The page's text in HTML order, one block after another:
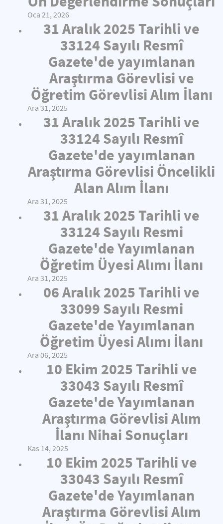
Oca 21, 2026
31 Aralık 2025 Tarihli ve
33124 Sayılı Resmî
Gazete'de yayımlanan
Araştırma Görevlisi ve
Öğretim Görevlisi Alım İlanı
Ara 31, 2025
31 Aralık 2025 Tarihli ve
33124 Sayılı Resmî
Gazete'de yayımlanan
Araştırma Görevlisi Öncelikli
Alan Alım İlanı
Ara 31, 2025
31 Aralık 2025 Tarihli ve
33124 Sayılı Resmi
Gazete'de Yayımlanan
Öğretim Üyesi Alımı İlanı
Ara 31, 2025
06 Aralık 2025 Tarihli ve
33099 Sayılı Resmi
Gazete'de Yayımlanan
Öğretim Üyesi Alımı İlanı
Ara 06, 2025
10 Ekim 2025 Tarihli ve
33043 Sayılı Resmî
Gazete'de Yayımlanan
Araştırma Görevlisi Alım
İlanı Nihai Sonuçları
Kas 14, 2025
10 Ekim 2025 Tarihli ve
33043 Sayılı Resmî
Gazete'de Yayımlanan
Araştırma Görevlisi Alım